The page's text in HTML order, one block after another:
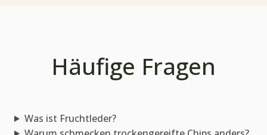
Häufige Fragen
Was ist Fruchtleder?